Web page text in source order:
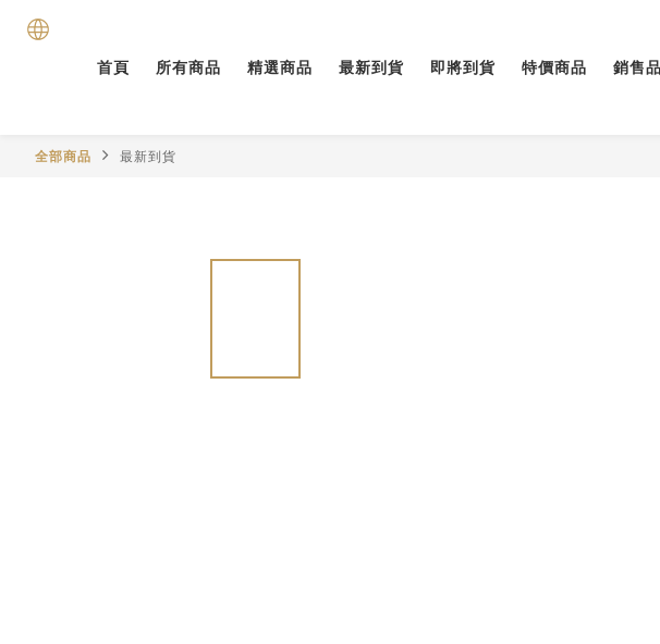
首頁 所有商品 精選商品 最新到貨 即將到貨 特價商品 銷售
全部商品 最新到貨